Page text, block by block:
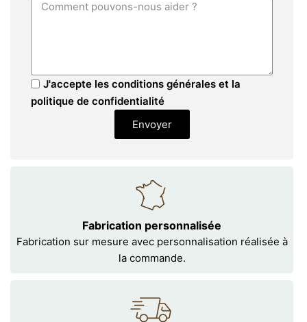
J'accepte les conditions générales et la
politique de confidentialité
Envoyer
Fabrication personnalisée
Fabrication sur mesure avec personnalisation réalisée à
la commande.